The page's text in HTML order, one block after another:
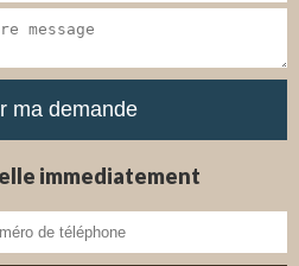
immediatement